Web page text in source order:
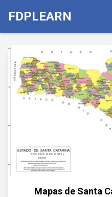
FDPLEARN
Mapas de Santa